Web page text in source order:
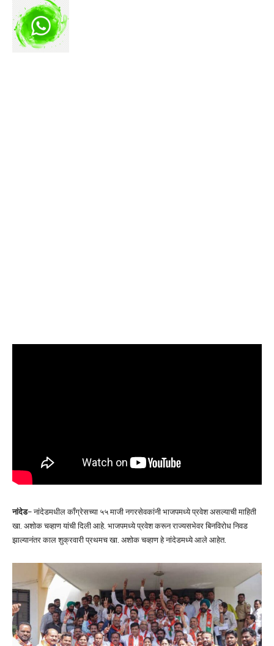
नांदेड– नांदेडमधील काँग्रेसच्या ५५ माजी नगरसेवकांनी भाजपमध्ये प्रवेश असल्याची माहिती
खा. अशोक चव्हाण यांची दिली आहे. भाजपमध्ये प्रवेश करून राज्यसभेवर बिनविरोध निवड
झाल्यानंतर काल शुक्रवारी प्रथमच खा. अशोक चव्हाण हे नांदेडमध्ये आले आहेत.